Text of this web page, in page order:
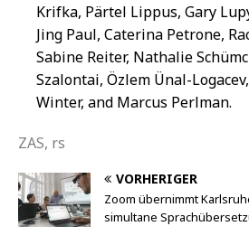
Krifka, Pärtel Lippus, Gary
Jing Paul, Caterina Petrone,
Sabine Reiter, Nathalie
Szalontai, Özlem Ünal-
Winter, and Marcus Perlman.
ZAS, rs
VORHERIGER
Zoom übernimmt
simultane